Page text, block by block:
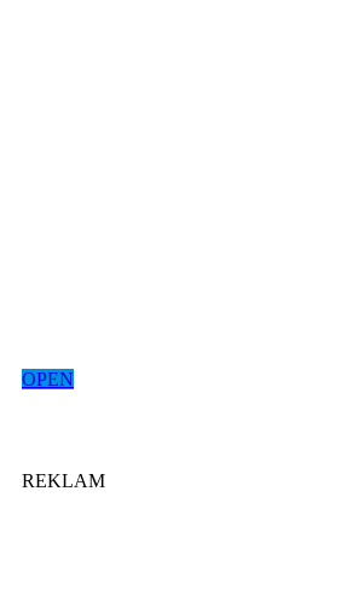
OPEN
REKLAM